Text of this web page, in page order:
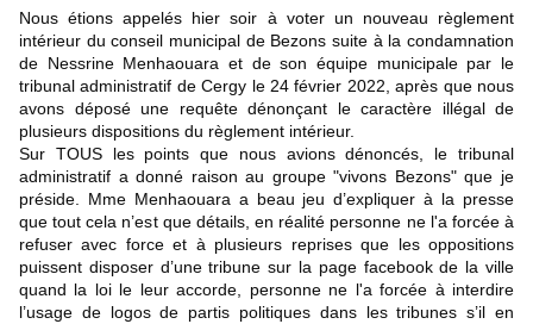
Nous étions appelés hier soir à voter un nouveau règlement
intérieur du conseil municipal de Bezons suite à la condamnation
de Nessrine Menhaouara et de son équipe municipale par le
tribunal administratif de Cergy le 24 février 2022, après que nous
avons déposé une requête dénonçant le caractère illégal de
plusieurs dispositions du règlement intérieur.
Sur TOUS les points que nous avions dénoncés, le tribunal
administratif a donné raison au groupe "vivons Bezons" que je
préside. Mme Menhaouara a beau jeu d’expliquer à la presse
que tout cela n’est que détails, en réalité personne ne l'a forcée à
refuser avec force et à plusieurs reprises que les oppositions
puissent disposer d’une tribune sur la page facebook de la ville
quand la loi le leur accorde, personne ne l'a forcée à interdire
l’usage de logos de partis politiques dans les tribunes s’il en